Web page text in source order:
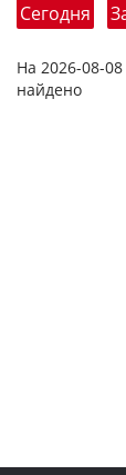
Сегодня
На 2026-08-
найдено